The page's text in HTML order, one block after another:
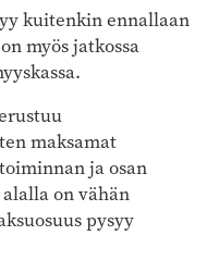
kuitenkin ennallaan
myös jatkossa
maksamat
ja osan
on vähän
pysyy